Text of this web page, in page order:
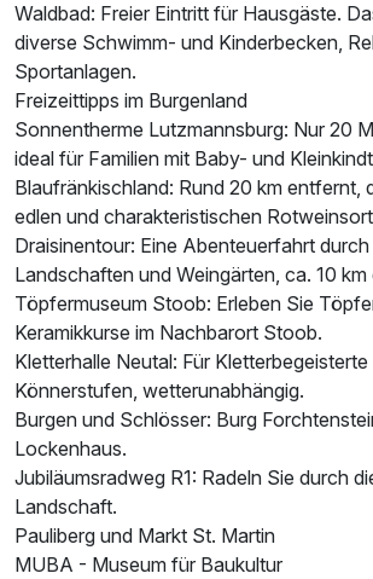
Ausstattung
Für 7 Tage
Familienzimmer A
2 Erwachsene und 1 Kind
Waldbad: Freier Eintritt für Hausgäste.
diverse Schwimm- und Kinderbecken,
Sportanlagen.
Freizeittipps im Burgenland
Sonnentherme Lutzmannsburg: Nur 20
ideal für Familien mit Baby- und
Blaufränkischland: Rund 20 km entfernt,
edlen und charakteristischen
Draisinentour: Eine Abenteuerfahrt
Landschaften und Weingärten, ca. 10
Töpfermuseum Stoob: Erleben Sie
Keramikkurse im Nachbarort Stoob.
Kletterhalle Neutal: Für Kletterbegeisterte
Könnerstufen, wetterunabhängig.
Burgen und Schlösser: Burg
Lockenhaus.
Jubiläumsradweg R1: Radeln Sie durch
Landschaft.
Pauliberg und Markt St. Martin
MUBA - Museum für Baukultur